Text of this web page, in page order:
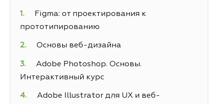
Figma: от проектирования к
прототипированию
Основы веб-дизайна
Adobe Photoshop. Основы.
Интерактивный курс
Adobe Illustrator для UX и веб-